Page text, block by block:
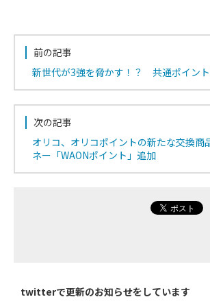
前の記事
新世代が3強を脅かす！？ 共通ポイン
次の記事
オリコ、オリコポイントの新たな交換商
ネー「WAONポイント」追加
twitterで更新のお知らせをしています